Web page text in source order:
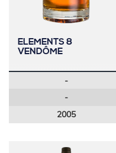
ELEMENTS 8
VENDÔME
-
-
2005